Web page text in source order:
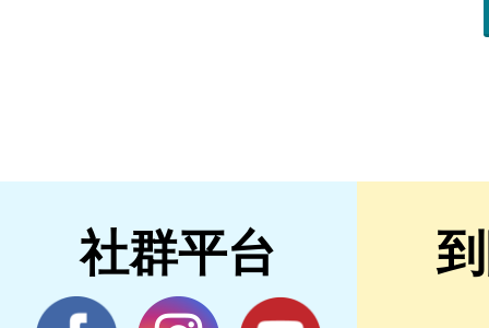
社群平台